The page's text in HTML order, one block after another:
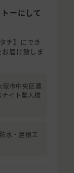
ーにして
チ】にでき
届け致しま
市中央区農
イト農人橋
水・屋根工